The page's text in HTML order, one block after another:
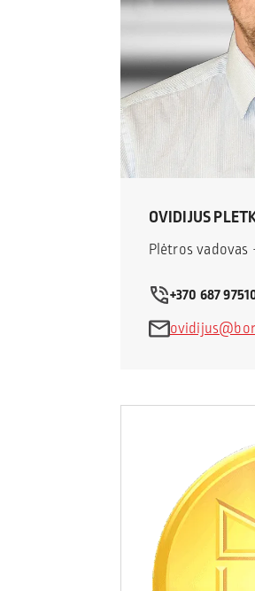
OVIDIJUS
Plėtros
+370 687